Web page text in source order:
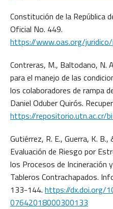
Constitución de la República
Oficial No. 449.
https://www.oas.org/
Contreras, M., Baltodano, N.
para el manejo de las
los colaboradores de rampa
Daniel Oduber Quirós.
https://repositorio.utn.ac.cr/
Gutiérrez, R. E., Guerra, K.
Evaluación de Riesgo por
los Procesos de Incineración
Tableros Contrachapados.
133-144. https://dx.doi.org/
07642018000300133